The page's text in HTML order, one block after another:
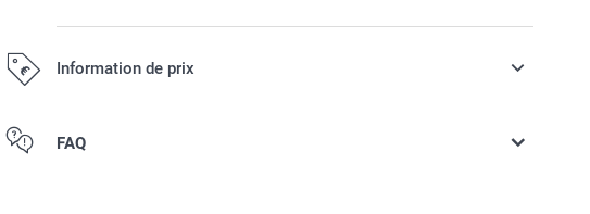
Information de prix
Tous les prix sont en EURO (€), TVA incluse et hors frais de port.
FAQ